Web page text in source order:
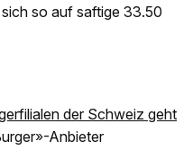
so auf saftige 33.50
der Schweiz geht
Anbieter